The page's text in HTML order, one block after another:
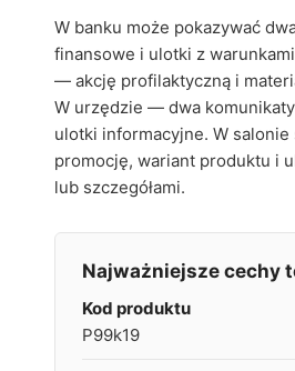
W banku może pokazywać
finansowe i ulotki z
— akcję profilaktyczną i
W urzędzie — dwa
ulotki informacyjne. W
promocję, wariant produktu i
lub szczegółami.
Najważniejsze cechy
Kod produktu
P99k19